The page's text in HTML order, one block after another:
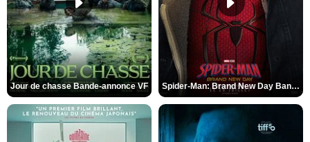
Jour de chasse Bande-annonce VF Spider-Man: Brand New Day Bande-annonce (3) VO STFR